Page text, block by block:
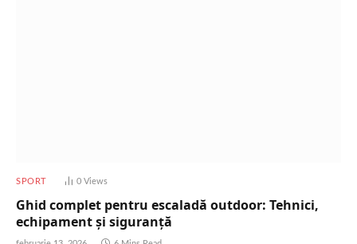
SPORT 0 Views
Ghid complet pentru escaladă outdoor: Tehnici,
echipament și siguranță